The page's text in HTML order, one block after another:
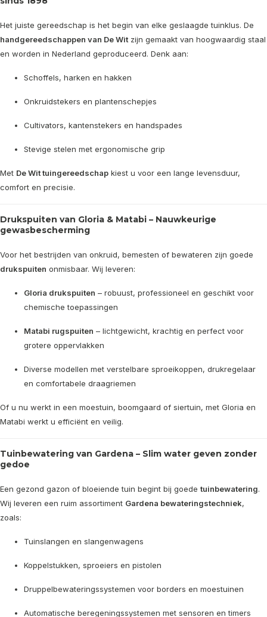
Het juiste gereedschap is het begin van elke geslaagde tuinklus. De
handgereedschappen van De Wit zijn gemaakt van hoogwaardig staal
en worden in Nederland geproduceerd. Denk aan:
Schoffels, harken en hakken
Onkruidstekers en plantenschepjes
Cultivators, kantenstekers en handspades
Stevige stelen met ergonomische grip
Met De Wit tuingereedschap kiest u voor een lange levensduur,
comfort en precisie.
Drukspuiten van Gloria & Matabi – Nauwkeurige
gewasbescherming
Voor het bestrijden van onkruid, bemesten of bewateren zijn goede
drukspuiten onmisbaar. Wij leveren:
Gloria drukspuiten – robuust, professioneel en geschikt voor
chemische toepassingen
Matabi rugspuiten – lichtgewicht, krachtig en perfect voor
grotere oppervlakken
Diverse modellen met verstelbare sproeikoppen, drukregelaar
en comfortabele draagriemen
Of u nu werkt in een moestuin, boomgaard of siertuin, met Gloria en
Matabi werkt u efficiënt en veilig.
Tuinbewatering van Gardena – Slim water geven zonder
gedoe
Een gezond gazon of bloeiende tuin begint bij goede tuinbewatering.
Wij leveren een ruim assortiment Gardena bewateringstechniek,
zoals:
Tuinslangen en slangenwagens
Koppelstukken, sproeiers en pistolen
Druppelbewateringssystemen voor borders en moestuinen
Automatische beregeningssystemen met sensoren en timers